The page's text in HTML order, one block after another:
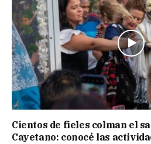
Cientos de fieles colman el
Cayetano: conocé las